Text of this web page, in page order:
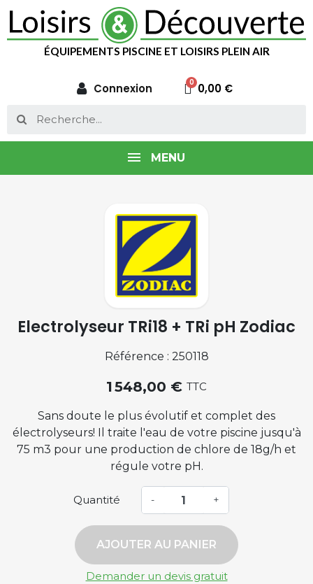
ÉQUIPEMENTS PISCINE ET LOISIRS PLEIN AIR
Connexion 0,00 €
MENU
Electrolyseur TRi18 + TRi pH Zodiac
Référence : 250118
1 548,00 € TTC
Sans doute le plus évolutif et complet des
électrolyseurs! Il traite l'eau de votre piscine jusqu'à
75 m3 pour une production de chlore de 18g/h et
régule votre pH.
Quantité - +
AJOUTER AU PANIER
Demander un devis gratuit